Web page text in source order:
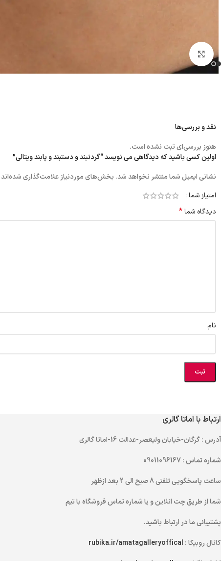
نقد و بررسی‌ها
هنوز بررسی‌ای ثبت نشده است.
اولین کسی باشید که دیدگاهی می نویسد “گردنبند و دستبند و پابند ویتالی”
نشانی ایمیل شما منتشر نخواهد شد. بخش‌های موردنیاز علامت‌گذاری شده‌اند
امتیاز شما
دیدگاه شما*
نام
ارتباط با اماتا گالری
آدرس: گرگان-خیابان ولیعصر-عدالت 16-اماتا گالری
شماره تماس: 09011096167
ساعت پاسخگویی تلفنی
شما از طریقچت انلاینو یاشماره تماسفروشگاه با تیم
پشتیبانی ما در ارتباط باشید.
کانال روبیکا : rubika.ir/amatagalleryoffical